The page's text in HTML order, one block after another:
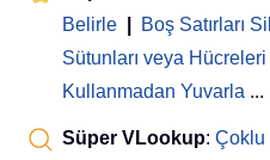
Belirle
Boş Satırları Sil
Sütunları veya
Kullanmadan Yuvarla ...
Süper VLookup: Çoklu